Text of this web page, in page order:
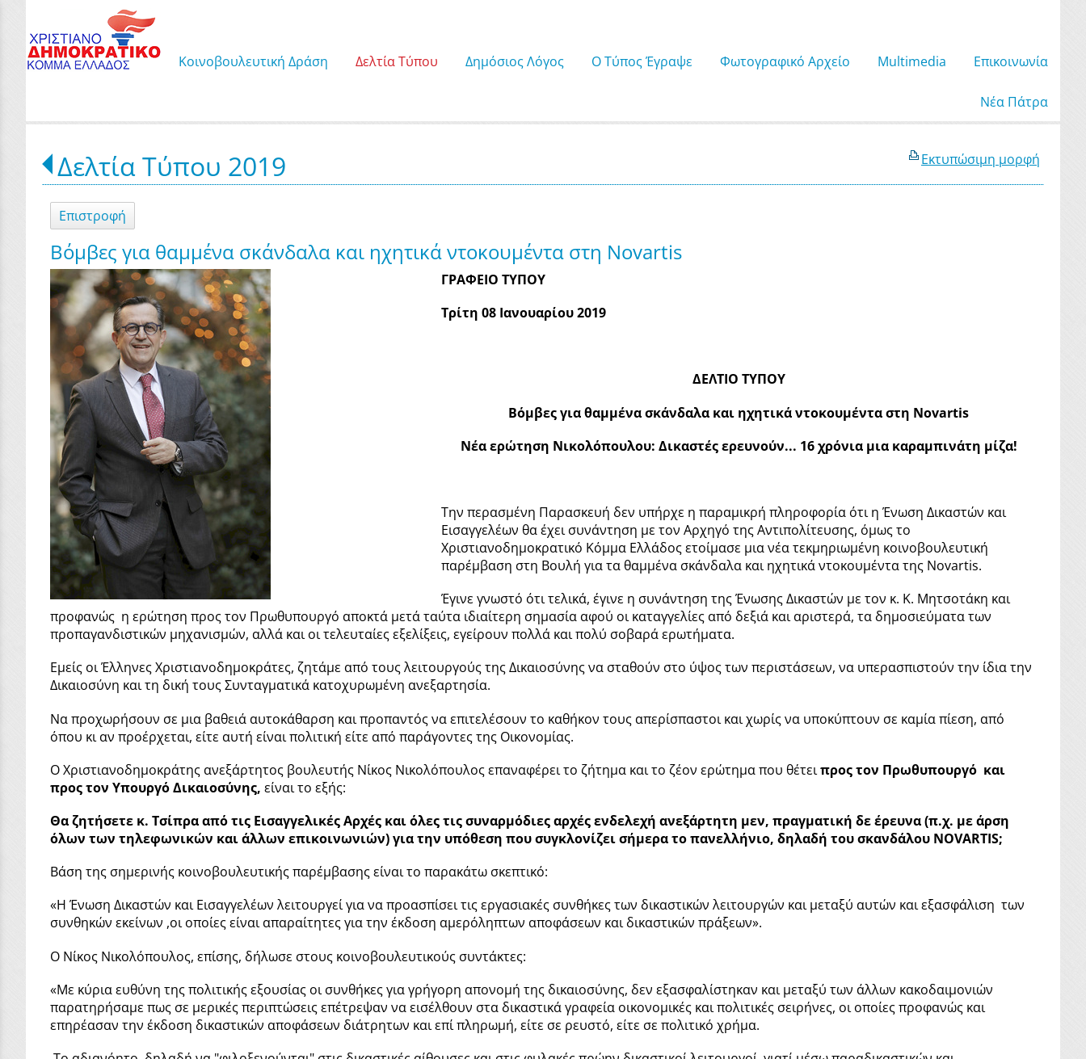
Κοινοβουλευτική Δράση Δελτία Τύπου Δημόσιος Λόγος Ο Τύπος Έγραψε Φωτογραφικό Αρχείο Μultimedia Επικοινωνία
Νέα Πάτρα
Εκτυπώσιμη μορφή
Δελτία Τύπου 2019
Επιστροφή
Βόμβες για θαμμένα σκάνδαλα και ηχητικά ντοκουμέντα στη Novartis
ΓΡΑΦΕΙΟ ΤΥΠΟΥ
Τρίτη 08 Ιανουαρίου 2019
ΔΕΛΤΙΟ ΤΥΠΟΥ
Βόμβες για θαμμένα σκάνδαλα και ηχητικά ντοκουμέντα στη Novartis
Νέα ερώτηση Νικολόπουλου: Δικαστές ερευνούν... 16 χρόνια μια καραμπινάτη μίζα!
Την περασμένη Παρασκευή δεν υπήρχε η παραμικρή πληροφορία ότι η Ένωση Δικαστών και
Εισαγγελέων θα έχει συνάντηση με τον Αρχηγό της Αντιπολίτευσης, όμως το
Χριστιανοδημοκρατικό Κόμμα Ελλάδος ετοίμασε μια νέα τεκμηριωμένη κοινοβουλευτική
παρέμβαση στη Βουλή για τα θαμμένα σκάνδαλα και ηχητικά ντοκουμέντα της Novartis.
Έγινε γνωστό ότι τελικά, έγινε η συνάντηση της Ένωσης Δικαστών με τον κ. Κ. Μητσοτάκη και
προφανώς η ερώτηση προς τον Πρωθυπουργό αποκτά μετά ταύτα ιδιαίτερη σημασία αφού οι καταγγελίες από δεξιά και αριστερά, τα δημοσιεύματα των
προπαγανδιστικών μηχανισμών, αλλά και οι τελευταίες εξελίξεις, εγείρουν πολλά και πολύ σοβαρά ερωτήματα.
Εμείς οι Έλληνες Χριστιανοδημοκράτες, ζητάμε από τους λειτουργούς της Δικαιοσύνης να σταθούν στο ύψος των περιστάσεων, να υπερασπιστούν την ίδια την
Δικαιοσύνη και τη δική τους Συνταγματικά κατοχυρωμένη ανεξαρτησία.
Να προχωρήσουν σε μια βαθειά αυτοκάθαρση και προπαντός να επιτελέσουν το καθήκον τους απερίσπαστοι και χωρίς να υποκύπτουν σε καμία πίεση, από
όπου κι αν προέρχεται, είτε αυτή είναι πολιτική είτε από παράγοντες της Οικονομίας.
Ο Χριστιανοδημοκράτης ανεξάρτητος βουλευτής Νίκος Νικολόπουλος επαναφέρει το ζήτημα και το ζέον ερώτημα που θέτειπρος τον Πρωθυπουργό και
προς τον Υπουργό Δικαιοσύνης, είναι το εξής:
Θα ζητήσετε κ. Τσίπρα από τις Εισαγγελικές Αρχές και όλες τις συναρμόδιες αρχές ενδελεχή ανεξάρτητη μεν, πραγματική δε έρευνα (π.χ. με άρση
όλων των τηλεφωνικών και άλλων επικοινωνιών) για την υπόθεση που συγκλονίζει σήμερα το πανελλήνιο, δηλαδή του σκανδάλου ΝΟVARTIS;
Βάση της σημερινής κοινοβουλευτικής παρέμβασης είναι το παρακάτω σκεπτικό:
«H Ένωση Δικαστών και Εισαγγελέων λειτουργεί για να προασπίσει τις εργασιακές συνθήκες των δικαστικών λειτουργών και μεταξύ αυτών και εξασφάλιση των
συνθηκών εκείνων ,οι οποίες είναι απαραίτητες για την έκδοση αμερόληπτων αποφάσεων και δικαστικών πράξεων».
Ο Νίκος Νικολόπουλος, επίσης, δήλωσε στους κοινοβουλευτικούς συντάκτες:
«Με κύρια ευθύνη της πολιτικής εξουσίας οι συνθήκες για γρήγορη απονομή της δικαιοσύνης, δεν εξασφαλίστηκαν και μεταξύ των άλλων κακοδαιμονιών
παρατηρήσαμε πως σε μερικές περιπτώσεις επέτρεψαν να εισέλθουν στα δικαστικά γραφεία οικονομικές και πολιτικές σειρήνες, οι οποίες προφανώς και
επηρέασαν την έκδοση δικαστικών αποφάσεων διάτρητων και επί πληρωμή, είτε σε ρευστό, είτε σε πολιτικό χρήμα.